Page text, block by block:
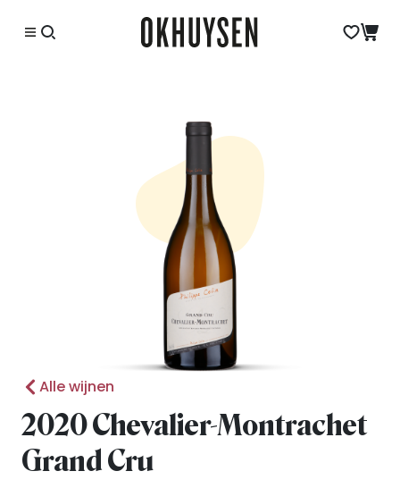
Alle wijnen
2020 Chevalier-Montrachet
Grand Cru